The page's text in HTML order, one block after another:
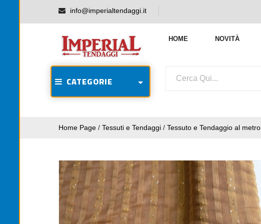
info@imperialtendaggi.it
HOME NOVITÀ
CATEGORIE
Home Page / Tessuti e Tendaggi / Tessuto e Tendaggio al metro